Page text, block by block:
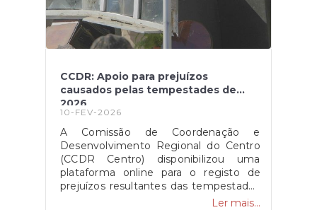
CCDR: Apoio para prejuízos
causados pelas tempestades de
2026
10-FEV-2026
A Comissão de Coordenação e
Desenvolvimento Regional do Centro
(CCDR Centro) disponibilizou uma
plataforma online para o registo de
prejuízos resultantes das tempestades
de 2026 que afetaram vários concelhos
Ler mais...